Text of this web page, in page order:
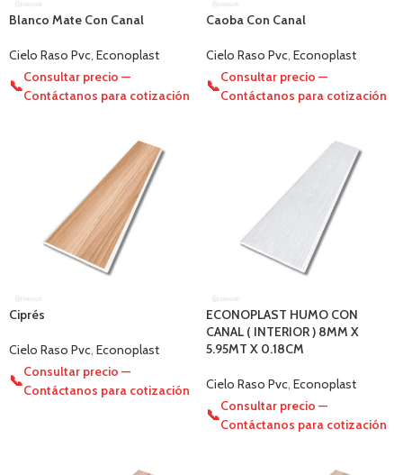
Blanco Mate Con Canal
Cielo Raso Pvc Econoplast
📞
Consultar precio —
Contáctanos para cotización
Caoba Con Canal
Cielo Raso Pvc Econoplast
📞
Consultar precio —
Contáctanos para cotización
Ciprés
Cielo Raso Pvc Econoplast
📞
Consultar precio —
Contáctanos para cotización
ECONOPLAST HUMO CON
CANAL ( INTERIOR ) 8MM X
5.95MT X 0.18CM
Cielo Raso Pvc Econoplast
📞
Consultar precio —
Contáctanos para cotización